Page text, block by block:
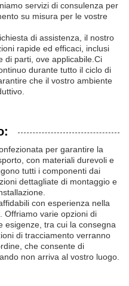
servizi di consulenza per
su misura per le vostre
di assistenza, il nostro
rapide ed efficaci, inclusi
di parti, ove applicabile.Ci
durante tutto il ciclo di
che il vostro ambiente
per garantire la
con materiali durevoli e
tutti i componenti dai
dettagliate di montaggio e
con esperienza nella
Offriamo varie opzioni di
esigenze, tra cui la consegna
di tracciamento verranno
che consente di
non arriva al vostro luogo.